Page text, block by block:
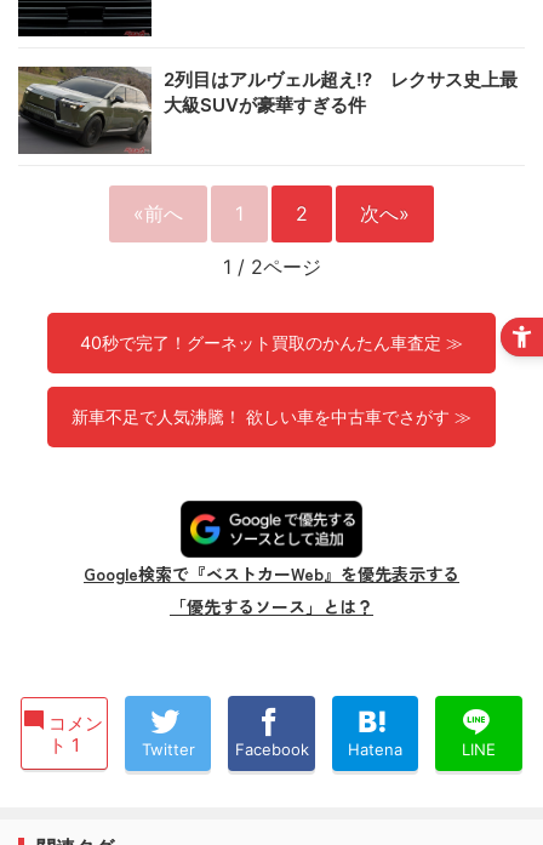
2列目はアルヴェル超え!? レクサス史上最
大級SUVが豪華すぎる件
«前へ 1 2 次へ»
1 / 2ページ
40秒で完了！グーネット買取のかんたん車査定 ≫
新車不足で人気沸騰！ 欲しい車を中古車でさがす ≫
Google検索で『ベストカーWeb』を優先表示する
「優先するソース」とは？
コメン
ト 1
Twitter Facebook Hatena LINE